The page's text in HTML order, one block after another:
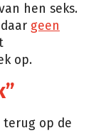
hen seks.
geen
op.
op de